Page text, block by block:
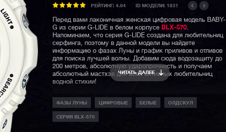
РЕЙТИНГ: 4.94 ID МОДЕЛИ: 1931
Перед вами лаконичная женская цифровая модель BABY-
G из серии G-LIDE в белом корпусе BLX-570.
Напоминаем, что серия G-LIDE создана для любительниц
серфинга, поэтому в данной модели вы найдете
информацию о фазах Луны и график приливов и отливов
для поиска лучшей волны. Добавим сюда водозащиту до
200 метров, абсолютную ударопрочность и получаем
абсолютный мастхэв для всех активных любительниц
водной стихии!
А если вы еще не увлекаетесь серфом, - не беда! Эти
бэбики украсят ваше запястье и будут радовать каждый
день, где бы вы не оказались: от скучного офиса, до
веселой вечеринки с друзьями!
ЧИТАТЬ ДАЛЕЕ
ФАЗЫ ЛУНЫ ЦИФРОВЫЕ БЕЛЫЕ ОЛДСКУЛ
СЕРИЯ BLX-570